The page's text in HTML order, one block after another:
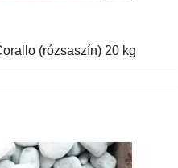
(rózsaszín) 20 kg